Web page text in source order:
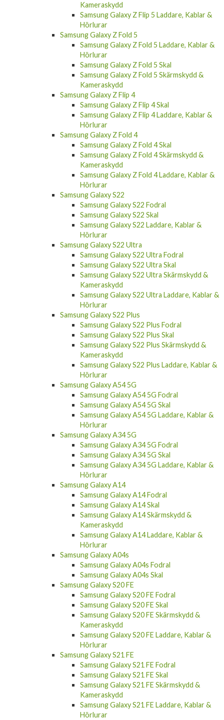
Kameraskydd
Samsung Galaxy Z Flip 5 Laddare, Kablar &
Hörlurar
Samsung Galaxy Z Fold 5
Samsung Galaxy Z Fold 5 Laddare, Kablar &
Hörlurar
Samsung Galaxy Z Fold 5 Skal
Samsung Galaxy Z Fold 5 Skärmskydd &
Kameraskydd
Samsung Galaxy Z Flip 4
Samsung Galaxy Z Flip 4 Skal
Samsung Galaxy Z Flip 4 Laddare, Kablar &
Hörlurar
Samsung Galaxy Z Fold 4
Samsung Galaxy Z Fold 4 Skal
Samsung Galaxy Z Fold 4 Skärmskydd &
Kameraskydd
Samsung Galaxy Z Fold 4 Laddare, Kablar &
Hörlurar
Samsung Galaxy S22
Samsung Galaxy S22 Fodral
Samsung Galaxy S22 Skal
Samsung Galaxy S22 Laddare, Kablar &
Hörlurar
Samsung Galaxy S22 Ultra
Samsung Galaxy S22 Ultra Fodral
Samsung Galaxy S22 Ultra Skal
Samsung Galaxy S22 Ultra Skärmskydd &
Kameraskydd
Samsung Galaxy S22 Ultra Laddare, Kablar &
Hörlurar
Samsung Galaxy S22 Plus
Samsung Galaxy S22 Plus Fodral
Samsung Galaxy S22 Plus Skal
Samsung Galaxy S22 Plus Skärmskydd &
Kameraskydd
Samsung Galaxy S22 Plus Laddare, Kablar &
Hörlurar
Samsung Galaxy A54 5G
Samsung Galaxy A54 5G Fodral
Samsung Galaxy A54 5G Skal
Samsung Galaxy A54 5G Laddare, Kablar &
Hörlurar
Samsung Galaxy A34 5G
Samsung Galaxy A34 5G Fodral
Samsung Galaxy A34 5G Skal
Samsung Galaxy A34 5G Laddare, Kablar &
Hörlurar
Samsung Galaxy A14
Samsung Galaxy A14 Fodral
Samsung Galaxy A14 Skal
Samsung Galaxy A14 Skärmskydd &
Kameraskydd
Samsung Galaxy A14 Laddare, Kablar &
Hörlurar
Samsung Galaxy A04s
Samsung Galaxy A04s Fodral
Samsung Galaxy A04s Skal
Samsung Galaxy S20 FE
Samsung Galaxy S20 FE Fodral
Samsung Galaxy S20 FE Skal
Samsung Galaxy S20 FE Skärmskydd &
Kameraskydd
Samsung Galaxy S20 FE Laddare, Kablar &
Hörlurar
Samsung Galaxy S21 FE
Samsung Galaxy S21 FE Fodral
Samsung Galaxy S21 FE Skal
Samsung Galaxy S21 FE Skärmskydd &
Kameraskydd
Samsung Galaxy S21 FE Laddare, Kablar &
Hörlurar